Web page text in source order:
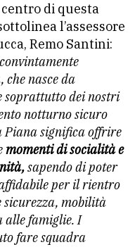
di questa
l’assessore
Remo Santini:
nasce da
soprattutto dei nostri
notturno sicuro
Piana significa offrire
momenti di socialità e
sapendo di poter
per il rientro
sicurezza, mobilità
alle famiglie. I
fare squadra